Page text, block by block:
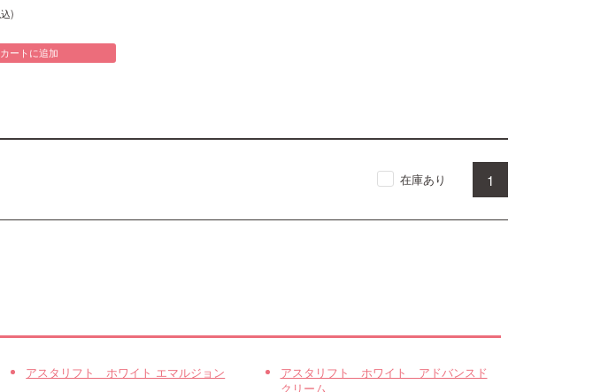
カートに追加
1
在庫あり
アスタリフト ホワイト エマルジョン
アスタリフト ホワイト アドバンスド
クリーム